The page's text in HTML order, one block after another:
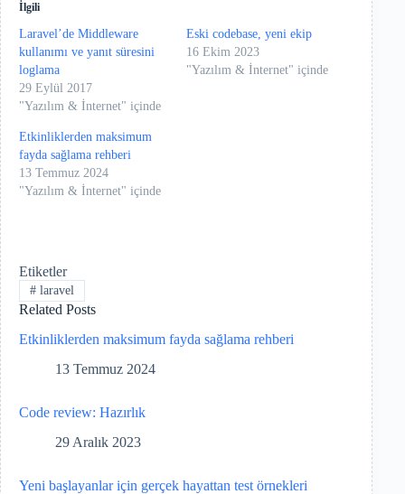
İlgili
Laravel’de Middleware
kullanımı ve yanıt süresini
loglama
29 Eylül 2017
"Yazılım & İnternet" içinde
Eski codebase, yeni ekip
16 Ekim 2023
"Yazılım & İnternet" içinde
Etkinliklerden maksimum
fayda sağlama rehberi
13 Temmuz 2024
"Yazılım & İnternet" içinde
Etiketler
#laravel
Related Posts
Etkinliklerden maksimum fayda sağlama rehberi
13 Temmuz 2024
Code review: Hazırlık
29 Aralık 2023
Yeni başlayanlar için gerçek hayattan test örnekleri